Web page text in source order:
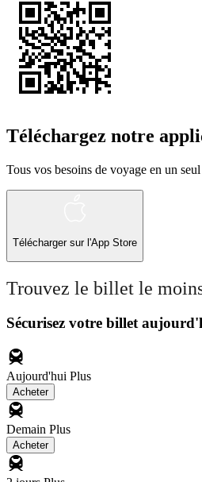
Téléchargez notre
Tous vos besoins de voyage en un
Télécharger sur l'App Store
Trouvez le billet le
Sécurisez votre billet
Aujourd'hui Plus
Acheter
Demain Plus
Acheter